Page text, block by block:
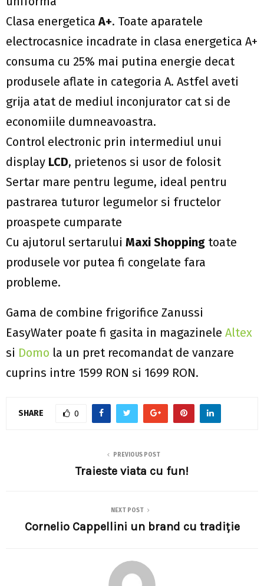
Clasa energeticaA+. Toate aparatele
electrocasnice incadrate in clasa energetica A+
consuma cu 25% mai putina energie decat
produsele aflate in categoria A. Astfel aveti
grija atat de mediul inconjurator cat si de
economiile dumneavoastra.
Control electronic prin intermediul unui
display LCD, prietenos si usor de folosit
Sertar mare pentru legume, ideal pentru
pastrarea tuturor legumelor si fructelor
proaspete cumparate
Cu ajutorul sertarului Maxi Shopping toate
produsele vor putea fi congelate fara
probleme.
Gama de combine frigorifice Zanussi
EasyWater poate fi gasita in magazinele Altex
si Domo la un pret recomandat de vanzare
cuprins intre 1599 RON si 1699 RON.
SHARE 0
PREVIOUS POST
Traieste viata cu fun!
NEXT POST
Cornelio Cappellini un brand cu tradiţie